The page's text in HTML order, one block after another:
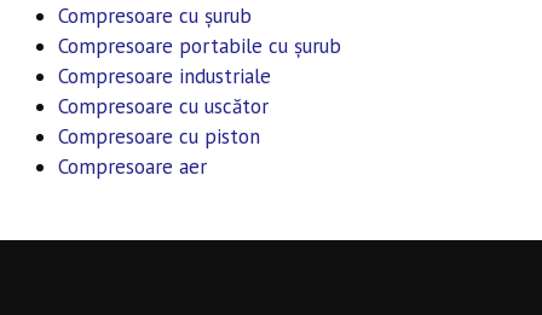
Compresoare cu șurub
Compresoare portabile cu șurub
Compresoare industriale
Compresoare cu uscător
Compresoare cu piston
Compresoare aer